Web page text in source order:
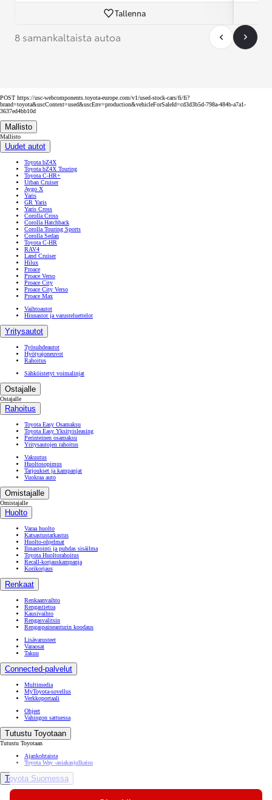
Tallenna
8 samankaltaista autoa
POST https://usc-webcomponents.toyota-europe.com/v1/used-stock-cars/fi/fi?
brand=toyota&uscContext=used&uscEnv=production&vehicleForSaleId=cd3d3b5d-798a-484b-a7a1-
3637ed4bb10d
Mallisto
Mallisto
Uudet autot
Toyota bZ4X
Toyota bZ4X Touring
Toyota C-HR+
Urban Cruiser
Aygo X
Yaris
GR Yaris
Yaris Cross
Corolla Cross
Corolla Hatchback
Corolla Touring Sports
Corolla Sedan
Toyota C-HR
RAV4
Land Cruiser
Hilux
Proace
Proace Verso
Proace City
Proace City Verso
Proace Max
Vaihtoautot
Hinnastot ja varusteluettelot
Yritysautot
Työsuhdeautot
Hyötyajoneuvot
Rahoitus
Sähköistetyt voimalinjat
Ostajalle
Ostajalle
Rahoitus
Toyota Easy Osamaksu
Toyota Easy Yksityisleasing
Perinteinen osamaksu
Yritysautojen rahoitus
Vakuutus
Huoltosopimus
Tarjoukset ja kampanjat
Vuokraa auto
Omistajalle
Omistajalle
Huolto
Varaa huolto
Katsastustarkastus
Huolto-ohjelmat
Ilmastointi ja puhdas sisäilma
Toyota Huoltorahoitus
Recall-korjauskampanja
Korikorjaus
Renkaat
Renkaanvaihto
Rengastietoa
Kausivaihto
Rengasvalitsin
Rengaspaineanturin koodaus
Lisävarusteet
Varaosat
Takuu
Connected-palvelut
Multimedia
MyToyota-sovellus
Verkkoportaali
Ohjeet
Vahingon sattuessa
Tutustu Toyotaan
Tutustu Toyotaan
Ajankohtaista
Toyota Way -asiakasjulkaisu
Toyota Suomessa